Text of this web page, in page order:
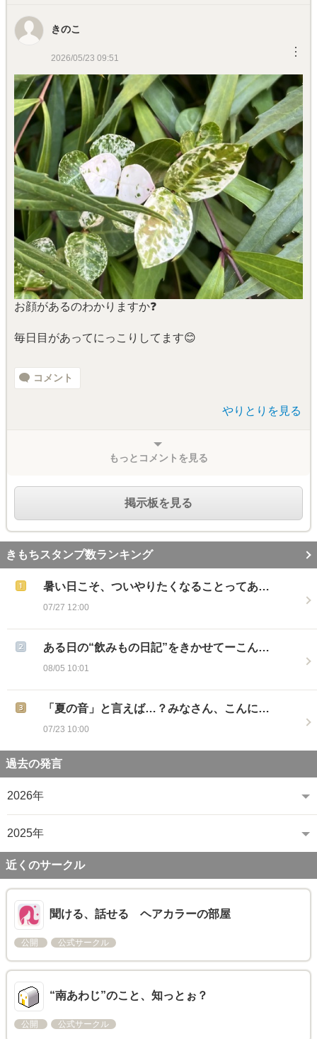
きのこ
2026/05/23 09:51 ︙
お顔があるのわかりますか❓
毎日目があってにっこりしてます😊
コメント
やりとりを見る
もっとコメントを見る
掲示板を見る
きもちスタンプ数ランキング
暑い日こそ、ついやりたくなることってあ…
07/27 12:00
ある日の“飲みもの日記”をきかせてーこん…
08/05 10:01
「夏の音」と言えば…？みなさん、こんに…
07/23 10:00
過去の発言
2026年
2025年
近くのサークル
聞ける、話せる ヘアカラーの部屋
公開 公式サークル
“南あわじ”のこと、知っとぉ？
公開 公式サークル